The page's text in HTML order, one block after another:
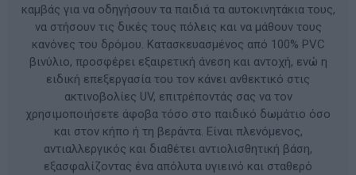
καμβάς για να οδηγήσουν τα παιδιά τα αυτοκινητάκια τους,
να στήσουν τις δικές τους πόλεις και να μάθουν τους
κανόνες του δρόμου. Κατασκευασμένος από 100% PVC
βινύλιο, προσφέρει εξαιρετική άνεση και αντοχή, ενώ η
ειδική επεξεργασία του τον κάνει ανθεκτικό στις
ακτινοβολίες UV, επιτρέποντάς σας να τον
χρησιμοποιήσετε άφοβα τόσο στο παιδικό δωμάτιο όσο
και στον κήπο ή τη βεράντα. Είναι πλενόμενος,
αντιαλλεργικός και διαθέτει αντιολισθητική βάση,
εξασφαλίζοντας ένα απόλυτα υγιεινό και σταθερό